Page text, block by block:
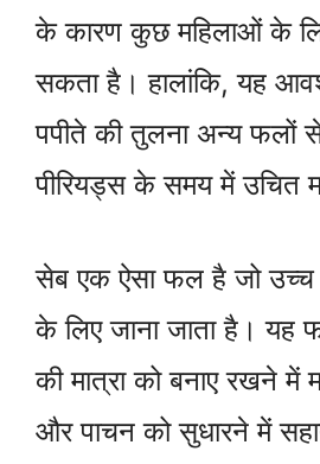
के कारण कुछ महिलाओं के
सकता है। हालांकि, यह
पपीते की तुलना अन्य फलों
पीरियड्स के समय में उचित
सेब एक ऐसा फल है जो उच्च
के लिए जाना जाता है। यह
की मात्रा को बनाए रखने
और पाचन को सुधारने में